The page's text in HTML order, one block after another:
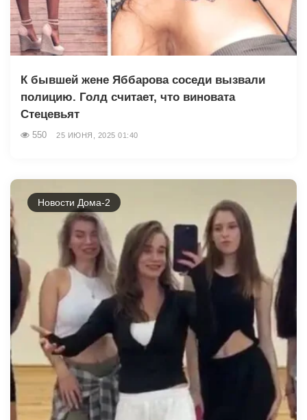
К бывшей жене Яббарова соседи вызвали
полицию. Голд считает, что виновата
Стецевьят
550 25 ИЮНЯ, 2025 01:40
Новости Дома-2